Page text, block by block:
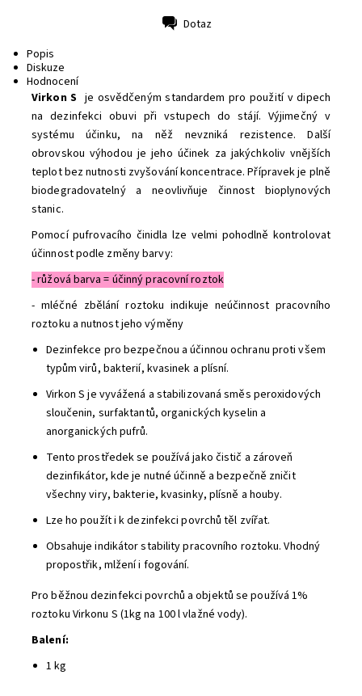
Dotaz
Popis
Diskuze
Hodnocení
Virkon S je osvědčeným standardem pro použití v dipech
na dezinfekci obuvi při vstupech do stájí. Výjimečný v
systému účinku, na něž nevzniká rezistence. Další
obrovskou výhodou je jeho účinek za jakýchkoliv vnějších
teplot bez nutnosti zvyšování koncentrace. Přípravek je plně
biodegradovatelný a neovlivňuje činnost bioplynových
stanic.
Pomocí pufrovacího činidla lze velmi pohodlně kontrolovat
účinnost podle změny barvy:
- růžová barva = účinný pracovní roztok
- mléčné zbělání roztoku indikuje neúčinnost pracovního
roztoku a nutnost jeho výměny
Dezinfekce pro bezpečnou a účinnou ochranu proti všem
typům virů, bakterií, kvasinek a plísní.
Virkon S je vyvážená a stabilizovaná směs peroxidových
sloučenin, surfaktantů, organických kyselin a
anorganických pufrů.
Tento prostředek se používá jako čistič a zároveň
dezinfikátor, kde je nutné účinně a bezpečně zničit
všechny viry, bakterie, kvasinky, plísně a houby.
Lze ho použít i k dezinfekci povrchů těl zvířat.
Obsahuje indikátor stability pracovního roztoku. Vhodný
propostřik, mlžení i fogování.
Pro běžnou dezinfekci povrchů a objektů se používá 1%
roztoku Virkonu S (1kg na 100 l vlažné vody).
Balení:
1 kg